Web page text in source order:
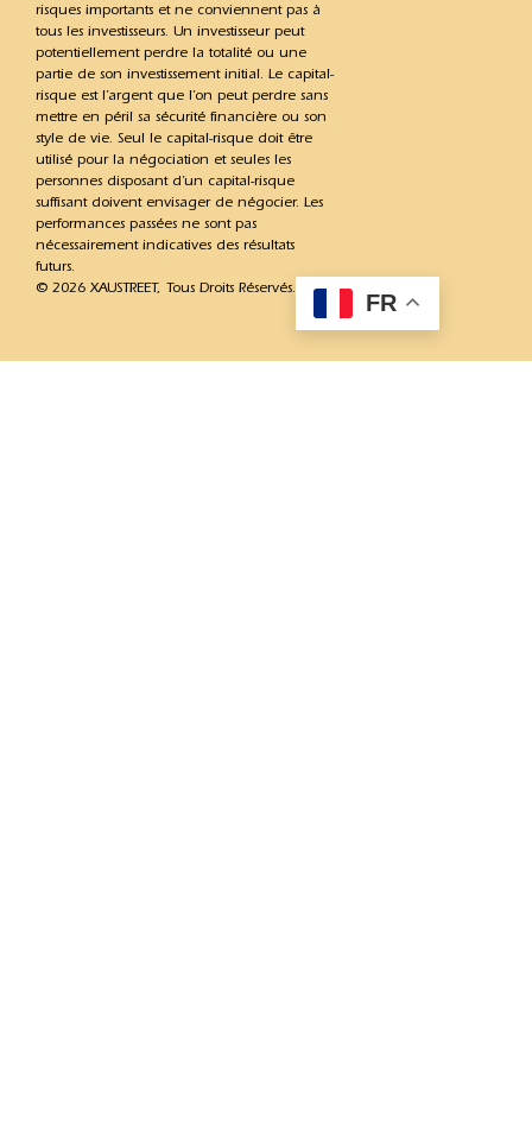
risques importants et ne conviennent pas à
tous les investisseurs. Un investisseur peut
potentiellement perdre la totalité ou une
partie de son investissement initial. Le capital-
risque est l’argent que l’on peut perdre sans
mettre en péril sa sécurité financière ou son
style de vie. Seul le capital-risque doit être
utilisé pour la négociation et seules les
personnes disposant d’un capital-risque
suffisant doivent envisager de négocier. Les
performances passées ne sont pas
nécessairement indicatives des résultats
futurs.
© 2026 XAUSTREET, Tous Droits Réservés.
FR